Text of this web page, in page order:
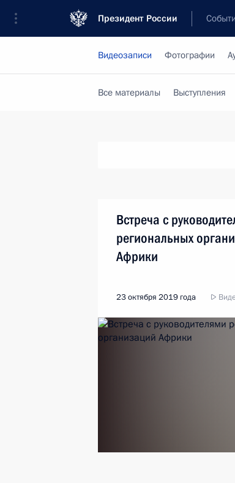
Президент России
Видеозаписи Фотографии
Все материалы Выступления
Встреча с
региональных
Африки
23 октября 2019 года